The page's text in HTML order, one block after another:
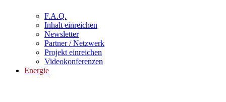
F.A.Q.
Inhalt einreichen
Newsletter
Partner / Netzwerk
Projekt einreichen
Videokonferenzen
Energie